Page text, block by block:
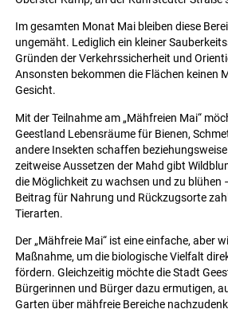
Im gesamten Monat Mai bleiben diese
ungemäht. Lediglich ein kleiner
Gründen der Verkehrssicherheit und
Ansonsten bekommen die Flächen keinen
Gesicht.
Mit der Teilnahme am „Mähfreien Mai“
Geestland Lebensräume für Bienen,
andere Insekten schaffen
zeitweise Aussetzen der Mahd gibt
die Möglichkeit zu wachsen und zu blühen
Beitrag für Nahrung und Rückzugsorte
Tierarten.
Der „Mähfreie Mai“ ist eine einfache, aber
Maßnahme, um die biologische Vielfalt
fördern. Gleichzeitig möchte die Stadt
Bürgerinnen und Bürger dazu ermutigen,
Garten über mähfreie Bereiche